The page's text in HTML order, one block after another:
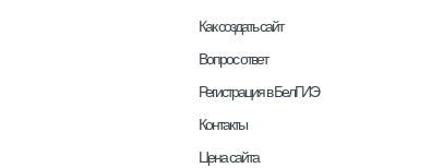
Как создать сайт
Вопрос ответ
Регистрация в БелГИЭ
Контакты
Цена сайта